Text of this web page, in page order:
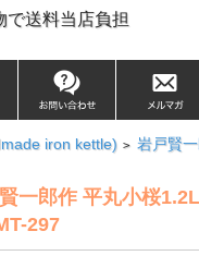
で送料当店負担
iron kettle) > 岩戸賢
一郎作 平丸小桜
297